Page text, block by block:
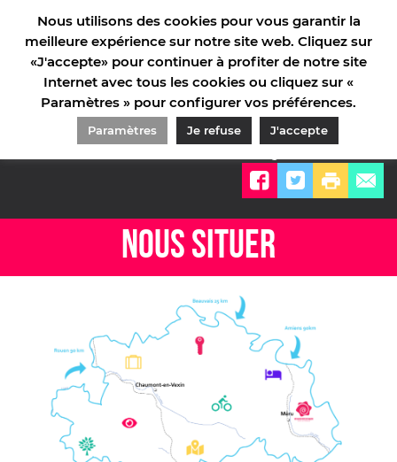
ACCUEIL/INFORMATIONS PRATIQUES/VENIR NOUS VOIR/NOUS SITUER
NOUS SITUER
Nous utilisons des cookies pour vous garantir la
meilleure expérience sur notre site web. Cliquez sur
«J'accepte» pour continuer à profiter de notre site
Internet avec tous les cookies ou cliquez sur «
Paramètres » pour configurer vos préférences.
Paramètres Je refuse J'accepte